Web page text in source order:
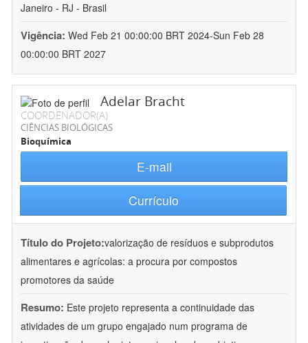
Janeiro - RJ - Brasil
Vigência: Wed Feb 21 00:00:00 BRT 2024-Sun Feb 28
00:00:00 BRT 2027
Adelar Bracht
COORDENADOR(A)
CIÊNCIAS BIOLÓGICAS
Bioquímica
E-mail
Currículo
Título do Projeto:valorização de resíduos e subprodutos
alimentares e agrícolas: a procura por compostos
promotores da saúde
Resumo: Este projeto representa a continuidade das
atividades de um grupo engajado num programa de